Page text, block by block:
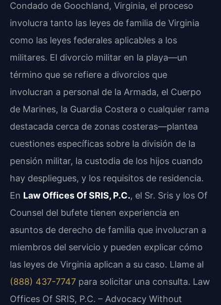
Condado de Goochland, Virginia, el proceso
involucra tanto las leyes de familia de Virginia
como las leyes federales aplicables a los
militares. El divorcio militar en la playa—un
término que se refiere a divorcios que
involucran a personal de la Armada, el Cuerpo
de Marines, la Guardia Costera o cualquier rama
destacada cerca de zonas costeras—plantea
cuestiones específicas sobre la división de la
pensión militar, la custodia de los hijos cuando
hay despliegues, y los requisitos de residencia.
En Law Offices Of SRIS, P.C., el Sr. Sris y los Of
Counsel del bufete tienen experiencia en
asuntos de derecho de familia que involucran a
miembros del servicio y pueden explicar cómo
las leyes de Virginia aplican a su caso. Llame al
(888) 437-7747 para solicitar una consulta. Law
Offices Of SRIS, P.C. – Advocacy Without